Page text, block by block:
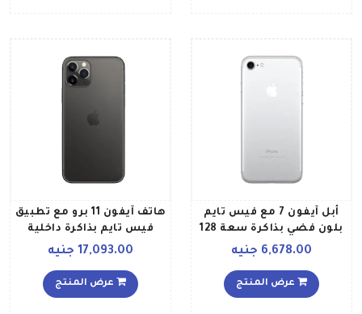
أبل آيفون 7 مع فيس تايم
بلون فضي بذاكرة سعة 128
6,678.00 جنيه
عرض المنتج
هاتف آيفون 11 برو مع تطبيق
فيس تايم بذاكرة داخلية
سعة 256 جيجابايت يدعم
فلكي إصدار عالمي
17,093.00 جنيه
عرض المنتج